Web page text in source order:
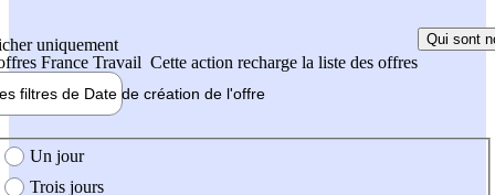
uniquement
France Travail Cette action recharge la liste des offres
Qui sont
filtres de Date de création de l'offre
création de l'offre
Un jour
Trois jours